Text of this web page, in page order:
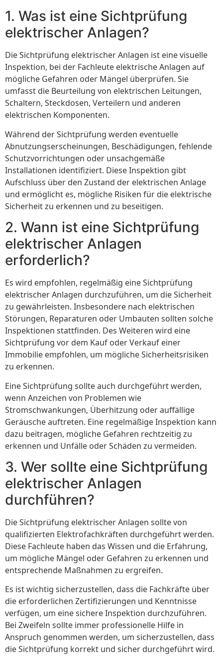
1. Was ist eine Sichtprüfung
elektrischer Anlagen?
Die Sichtprüfung elektrischer Anlagen ist eine visuelle
Inspektion, bei der Fachleute elektrische Anlagen auf
mögliche Gefahren oder Mängel überprüfen. Sie
umfasst die Beurteilung von elektrischen Leitungen,
Schaltern, Steckdosen, Verteilern und anderen
elektrischen Komponenten.
Während der Sichtprüfung werden eventuelle
Abnutzungserscheinungen, Beschädigungen, fehlende
Schutzvorrichtungen oder unsachgemäße
Installationen identifiziert. Diese Inspektion gibt
Aufschluss über den Zustand der elektrischen Anlage
und ermöglicht es, mögliche Risiken für die elektrische
Sicherheit zu erkennen und zu beseitigen.
2. Wann ist eine Sichtprüfung
elektrischer Anlagen
erforderlich?
Es wird empfohlen, regelmäßig eine Sichtprüfung
elektrischer Anlagen durchzuführen, um die Sicherheit
zu gewährleisten. Insbesondere nach elektrischen
Störungen, Reparaturen oder Umbauten sollten solche
Inspektionen stattfinden. Des Weiteren wird eine
Sichtprüfung vor dem Kauf oder Verkauf einer
Immobilie empfohlen, um mögliche Sicherheitsrisiken
zu erkennen.
Eine Sichtprüfung sollte auch durchgeführt werden,
wenn Anzeichen von Problemen wie
Stromschwankungen, Überhitzung oder auffällige
Geräusche auftreten. Eine regelmäßige Inspektion kann
dazu beitragen, mögliche Gefahren rechtzeitig zu
erkennen und Unfälle oder Schäden zu vermeiden.
3. Wer sollte eine Sichtprüfung
elektrischer Anlagen
durchführen?
Die Sichtprüfung elektrischer Anlagen sollte von
qualifizierten Elektrofachkräften durchgeführt werden.
Diese Fachleute haben das Wissen und die Erfahrung,
um mögliche Mängel oder Gefahren zu erkennen und
entsprechende Maßnahmen zu ergreifen.
Es ist wichtig sicherzustellen, dass die Fachkräfte über
die erforderlichen Zertifizierungen und Kenntnisse
verfügen, um eine sichere Inspektion durchzuführen.
Bei Zweifeln sollte immer professionelle Hilfe in
Anspruch genommen werden, um sicherzustellen, dass
die Sichtprüfung korrekt und sicher durchgeführt wird.